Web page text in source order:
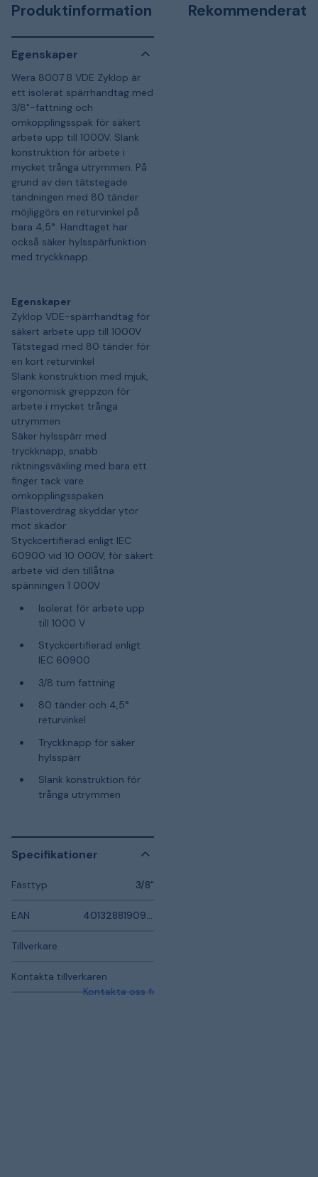
Produktinformation
Egenskaper
Wera 8007 B VDE Zyklop är
ett isolerat spärrhandtag med
3/8"-fattning och
omkopplingsspak för säkert
arbete upp till 1000V. Slank
konstruktion för arbete i
mycket trånga utrymmen. På
grund av den tätstegade
tandningen med 80 tänder
möjliggörs en returvinkel på
bara 4,5°. Handtaget har
också säker hylsspärfunktion
med tryckknapp.
Egenskaper
Zyklop VDE-spärrhandtag för
säkert arbete upp till 1000V
Tätstegad med 80 tänder för
en kort returvinkel
Slank konstruktion med mjuk,
ergonomisk greppzon för
arbete i mycket trånga
utrymmen
Säker hylsspärr med
tryckknapp, snabb
riktningsväxling med bara ett
finger tack vare
omkopplingsspaken
Plastöverdrag skyddar ytor
mot skador
Styckcertifierad enligt IEC
60900 vid 10 000V, för säkert
arbete vid den tillåtna
spänningen 1 000V
Isolerat för arbete upp
till 1000 V
Styckcertifierad enligt
IEC 60900
3/8 tum fattning
80 tänder och 4,5°
returvinkel
Tryckknapp för säker
hylsspärr
Slank konstruktion för
trånga utrymmen
Specifikationer
Fästtyp 3/8"
EAN 4013288190963
Tillverkare
Kontakta tillverkaren
Kontakta oss för mer information
Rekommenderat